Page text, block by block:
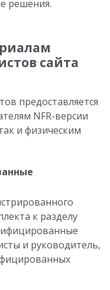
решения.
сайта
предоставляется
NFR-версии
и физическим
к разделу
и руководитель,